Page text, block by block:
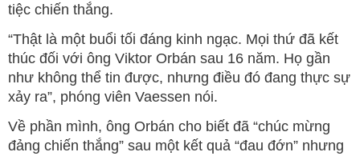
tiệc chiến thắng.
“Thật là một buổi tối đáng kinh ngạc. Mọi thứ đã kết
thúc đối với ông Viktor Orbán sau 16 năm. Họ gần
như không thể tin được, nhưng điều đó đang thực sự
xảy ra”, phóng viên Vaessen nói.
Về phần mình, ông Orbán cho biết đã “chúc mừng
đảng chiến thắng” sau một kết quả “đau đớn” nhưng